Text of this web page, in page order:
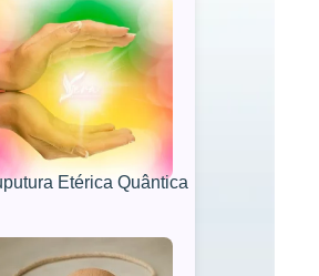
Etérica Quântica